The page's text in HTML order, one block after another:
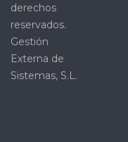
derechos
reservados.
Gestión
Externa de
Sistemas, S.L.